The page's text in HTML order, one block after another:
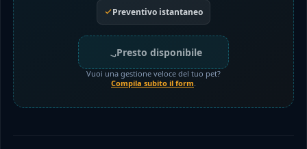
Preventivo istantaneo
Presto disponibile
Vuoi una gestione veloce del tuo pet?
Compila subito il form